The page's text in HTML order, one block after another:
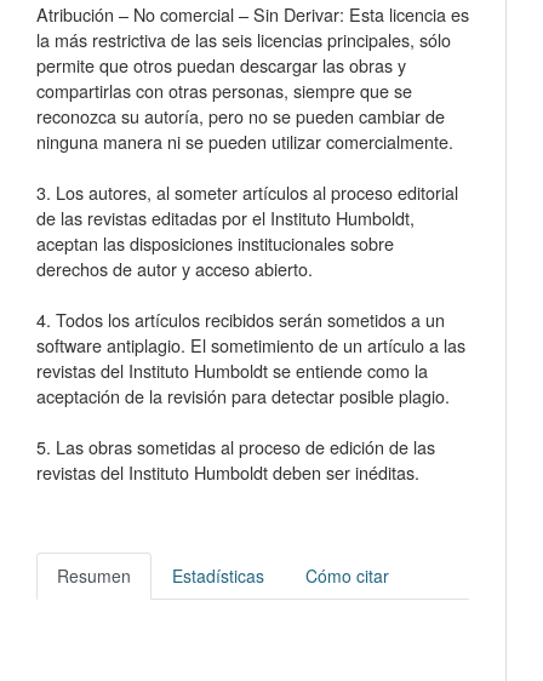
Resumen Estadísticas Cómo citar
Atribución – No comercial – Sin Derivar: Esta licencia es
la más restrictiva de las seis licencias principales, sólo
permite que otros puedan descargar las obras y
compartirlas con otras personas, siempre que se
reconozca su autoría, pero no se pueden cambiar de
ninguna manera ni se pueden utilizar comercialmente.
3. Los autores, al someter artículos al proceso editorial
de las revistas editadas por el Instituto Humboldt,
aceptan las disposiciones institucionales sobre
derechos de autor y acceso abierto.
4. Todos los artículos recibidos serán sometidos a un
software antiplagio. El sometimiento de un artículo a las
revistas del Instituto Humboldt se entiende como la
aceptación de la revisión para detectar posible plagio.
5. Las obras sometidas al proceso de edición de las
revistas del Instituto Humboldt deben ser inéditas.